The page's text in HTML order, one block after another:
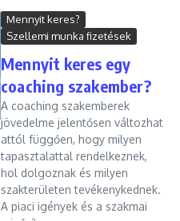
Mennyit keres?
Szellemi munka fizetések
Mennyit keres egy
coaching szakember?
A coaching szakemberek
jövedelme jelentősen változhat
attól függően, hogy milyen
tapasztalattal rendelkeznek,
hol dolgoznak és milyen
szakterületen tevékenykednek.
A piaci igények és a szakmai